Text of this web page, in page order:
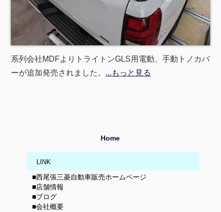
系列会社MDFよりトライトンGLS用電動、手動トノカバ
ーが追加発売されました。 …もっと見る
Home
LINK
■西尾張三菱自動車販売ホームページ
■店舗情報
■ブログ
■会社概要